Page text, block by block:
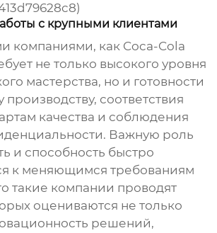
с крупными клиентами
компаниями, как Coca-Cola
не только высокого уровня
мастерства, но и готовности
соответствия
качества и соблюдения
Важную роль
и способность быстро
к меняющимся требованиям
такие компании проводят
оцениваются не только
решений,